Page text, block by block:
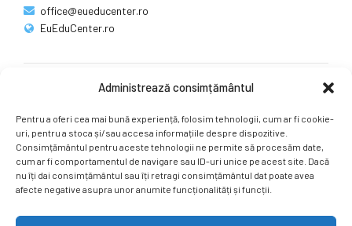
Administrează consimțământul
Pentru a oferi cea mai bună experiență, folosim tehnologii, cum ar fi cookie-
uri, pentru a stoca și/sau accesa informațiile despre dispozitive.
Consimțământul pentru aceste tehnologii ne permite să procesăm date,
cum ar fi comportamentul de navigare sau ID-uri unice pe acest site. Dacă
nu îți dai consimțământul sau îți retragi consimțământul dat poate avea
afecte negative asupra unor anumite funcționalități și funcții.
office@eueducenter.ro
EuEduCenter.ro
Ne puteți găsi și pe rețelele sociale.